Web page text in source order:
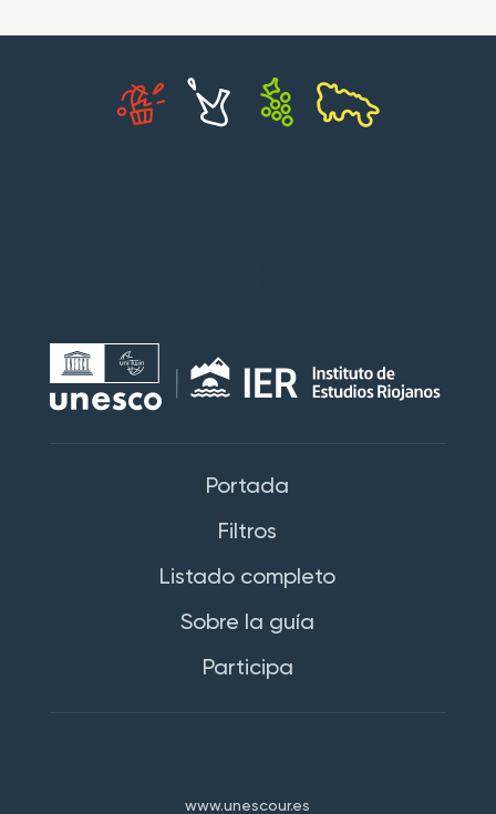
Portada
Filtros
Listado completo
Sobre la guía
Participa
www.unescour.es